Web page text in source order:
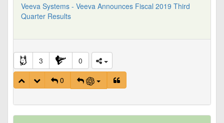
Veeva Systems - Veeva Announces Fiscal 2019 Third
Quarter Results
3
0
0